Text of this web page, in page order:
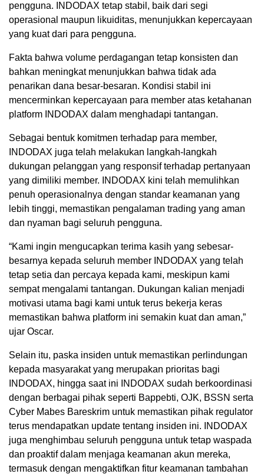
pengguna. INDODAX tetap stabil, baik dari segi
operasional maupun likuiditas, menunjukkan kepercayaan
yang kuat dari para pengguna.
Fakta bahwa volume perdagangan tetap konsisten dan
bahkan meningkat menunjukkan bahwa tidak ada
penarikan dana besar-besaran. Kondisi stabil ini
mencerminkan kepercayaan para member atas ketahanan
platform INDODAX dalam menghadapi tantangan.
Sebagai bentuk komitmen terhadap para member,
INDODAX juga telah melakukan langkah-langkah
dukungan pelanggan yang responsif terhadap pertanyaan
yang dimiliki member. INDODAX kini telah memulihkan
penuh operasionalnya dengan standar keamanan yang
lebih tinggi, memastikan pengalaman trading yang aman
dan nyaman bagi seluruh pengguna.
“Kami ingin mengucapkan terima kasih yang sebesar-
besarnya kepada seluruh member INDODAX yang telah
tetap setia dan percaya kepada kami, meskipun kami
sempat mengalami tantangan. Dukungan kalian menjadi
motivasi utama bagi kami untuk terus bekerja keras
memastikan bahwa platform ini semakin kuat dan aman,”
ujar Oscar.
Selain itu, paska insiden untuk memastikan perlindungan
kepada masyarakat yang merupakan prioritas bagi
INDODAX, hingga saat ini INDODAX sudah berkoordinasi
dengan berbagai pihak seperti Bappebti, OJK, BSSN serta
Cyber Mabes Bareskrim untuk memastikan pihak regulator
terus mendapatkan update tentang insiden ini. INDODAX
juga menghimbau seluruh pengguna untuk tetap waspada
dan proaktif dalam menjaga keamanan akun mereka,
termasuk dengan mengaktifkan fitur keamanan tambahan